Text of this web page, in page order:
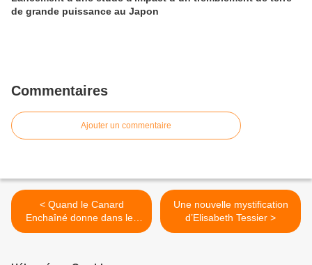
de grande puissance au Japon
Commentaires
Ajouter un commentaire
< Quand le Canard
Enchaîné donne dans les
clichés morpho-politiques
Une nouvelle mystification
d’Elisabeth Tessier >